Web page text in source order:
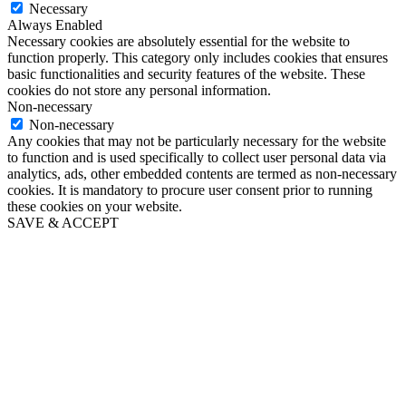
Necessary
Always Enabled
Necessary cookies are absolutely essential for the website to
function properly. This category only includes cookies that ensures
basic functionalities and security features of the website. These
cookies do not store any personal information.
Non-necessary
Non-necessary
Any cookies that may not be particularly necessary for the website
to function and is used specifically to collect user personal data via
analytics, ads, other embedded contents are termed as non-necessary
cookies. It is mandatory to procure user consent prior to running
these cookies on your website.
SAVE & ACCEPT